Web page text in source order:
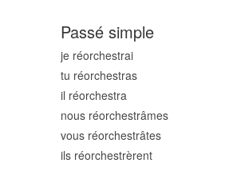
Passé simple
je réorchestrai
tu réorchestras
il réorchestra
nous réorchestrâmes
vous réorchestrâtes
ils réorchestrèrent